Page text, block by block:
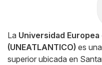
La Universidad
(UNEATLANTICO) es
superior ubicada en